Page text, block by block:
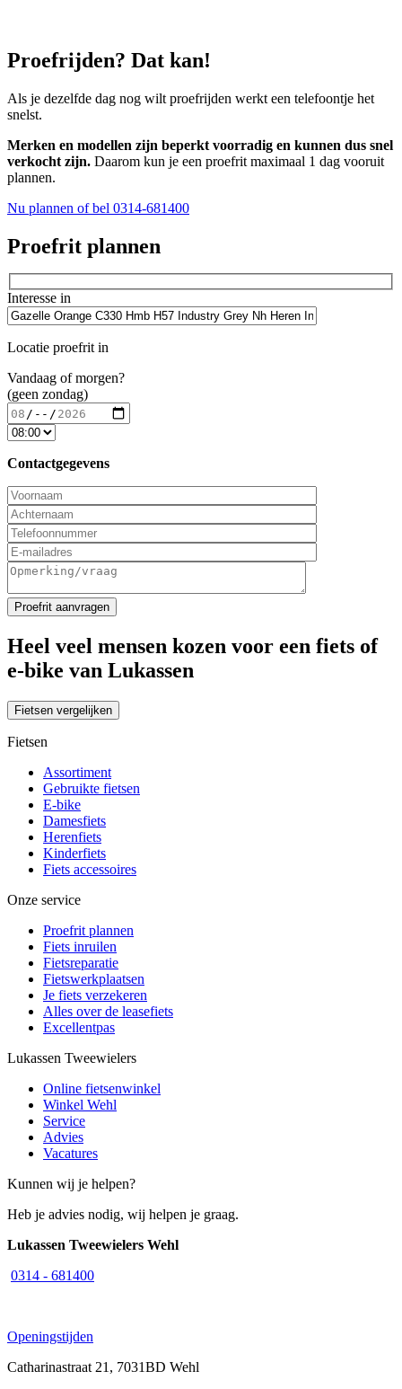
Proefrijden? Dat kan!
Als je dezelfde dag nog wilt proefrijden werkt een telefoontje het
snelst.
Merken en modellen zijn beperkt voorradig en kunnen dus snel
verkocht zijn. Daarom kun je een proefrit maximaal 1 dag vooruit
plannen.
Nu plannen of bel 0314-681400
Proefrit plannen
Interesse in
Locatie proefrit in
Vandaag of morgen?
(geen zondag)
Contactgegevens
Heel veel mensen kozen voor een fiets of
e-bike van Lukassen
Fietsen vergelijken
Fietsen
Assortiment
Gebruikte fietsen
E-bike
Damesfiets
Herenfiets
Kinderfiets
Fiets accessoires
Onze service
Proefrit plannen
Fiets inruilen
Fietsreparatie
Fietswerkplaatsen
Je fiets verzekeren
Alles over de leasefiets
Excellentpas
Lukassen Tweewielers
Online fietsenwinkel
Winkel Wehl
Service
Advies
Vacatures
Kunnen wij je helpen?
Heb je advies nodig, wij helpen je graag.
Lukassen Tweewielers Wehl
0314 - 681400
Openingstijden
Catharinastraat 21, 7031BD Wehl